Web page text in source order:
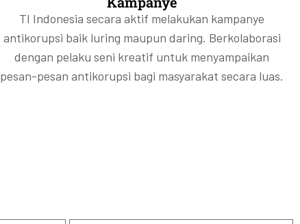
TI Indonesia secara aktif melakukan kampanye
antikorupsi baik luring maupun daring. Berkolaborasi
dengan pelaku seni kreatif untuk menyampaikan
pesan-pesan antikorupsi bagi masyarakat secara luas.